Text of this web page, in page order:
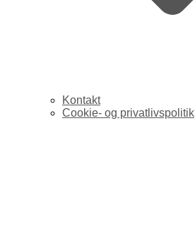
Kontakt
Cookie- og privatlivspolitik